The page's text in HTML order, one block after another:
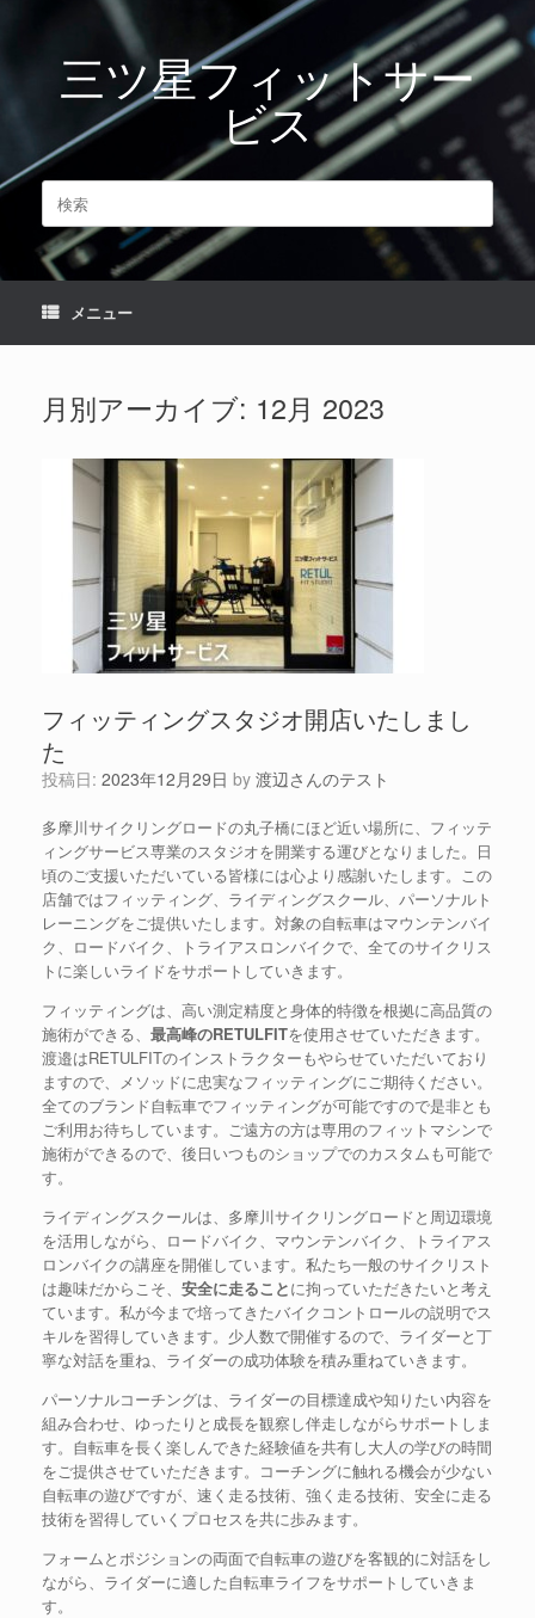
ッ
三ツ星フィットサー
ビス
検
対
象:
メニュー
月別アーカイブ: 12月 2023
フィッティングスタジオ開店いたしまし
た
投稿日: 2023年12月29日 by 渡辺さんのテスト
多摩川サイクリングロードの丸子橋にほど近い場所に、フィッテ
ィングサービス専業のスタジオを開業する運びとなりました。日
頃のご支援いただいている皆様には心より感謝いたします。この
店舗ではフィッティング、ライディングスクール、パーソナルト
レーニングをご提供いたします。対象の自転車はマウンテンバイ
ク、ロードバイク、トライアスロンバイクで、全てのサイクリス
トに楽しいライドをサポートしていきます。
フィッティングは、高い測定精度と身体的特徴を根拠に高品質の
施術ができる、 最高峰のRETULFITを使用させていただきます。
渡邉はRETULFITのインストラクターもやらせていただいており
ますので、メソッドに忠実なフィッティングにご期待ください。
全てのブランド自転車でフィッティングが可能ですので是非とも
ご利用お待ちしています。ご遠方の方は専用のフィットマシンで
施術ができるので、後日いつものショップでのカスタムも可能で
す。
ライディングスクールは、多摩川サイクリングロードと周辺環境
を活用しながら、ロードバイク、マウンテンバイク、トライアス
ロンバイクの講座を開催しています。私たち一般のサイクリスト
は趣味だからこそ、 安全に走ることに拘っていただきたいと考え
ています。私が今まで培ってきたバイクコントロールの説明でス
キルを習得していきます。少人数で開催するので、ライダーと丁
寧な対話を重ね、ライダーの成功体験を積み重ねていきます。
パーソナルコーチングは、ライダーの目標達成や知りたい内容を
組み合わせ、ゆったりと成長を観察し伴走しながらサポートしま
す。自転車を長く楽しんできた経験値を共有し大人の学びの時間
をご提供させていただきます。コーチングに触れる機会が少ない
自転車の遊びですが、速く走る技術、強く走る技術、安全に走る
技術を習得していくプロセスを共に歩みます。
フォームとポジションの両面で自転車の遊びを客観的に対話をし
ながら、ライダーに適した自転車ライフをサポートしていきま
す。